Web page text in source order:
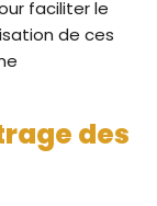
faciliter le
de ces
des